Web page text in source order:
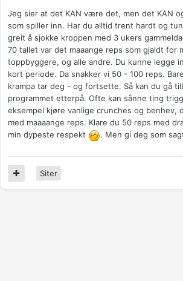
Jeg sier at det KAN være det, men det KAN
som spiller inn. Har du alltid trent hardt og
greit å sjokke kroppen med 3 ukers
70 tallet var det maaange reps som gjaldt for
toppbyggere, og alle andre. Du kunne legge
kort periode. Da snakker vi 50 - 100 reps.
krampa tar deg - og fortsette. Så kan du gå
programmet etterpå. Ofte kan sånne ting
eksempel kjøre vanlige crunches og benhev,
med maaaange reps. Klare du 50 reps med
min dypeste respekt
. Men gi deg som
Siter